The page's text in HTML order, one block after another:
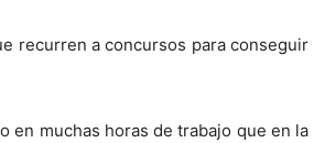
recurren a concursos para conseguir
en muchas horas de trabajo que en la